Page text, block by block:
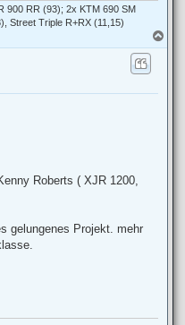
900 RR (93); 2x KTM 690 SM
Street Triple R+RX (11,15)
a
Roberts ( XJR 1200,
gelungenes Projekt. mehr